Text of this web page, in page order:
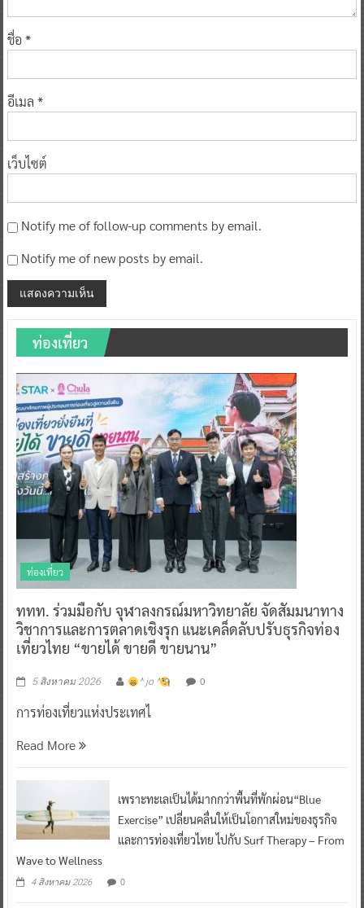
ชื่อ *
อีเมล *
เว็บไซต์
Notify me of follow-up comments by email.
Notify me of new posts by email.
ท่องเที่ยว
ท่องเที่ยว
ททท. ร่วมมือกับ จุฬาลงกรณ์มหาวิทยาลัย จัดสัมมนาทาง
วิชาการและการตลาดเชิงรุก แนะเคล็ดลับปรับธุรกิจท่อง
เที่ยวไทย “ขายได้ ขายดี ขายนาน”
5 สิงหาคม 2026 ^ jo ^ 0
การท่องเที่ยวแห่งประเทศไ
Read More
เพราะทะเลเป็นได้มากกว่าพื้นที่พักผ่อน“Blue
Exercise” เปลี่ยนคลื่นให้เป็นโอกาสใหม่ของธุรกิจ
และการท่องเที่ยวไทย ไปกับ Surf Therapy – From
Wave to Wellness
4 สิงหาคม 2026 0